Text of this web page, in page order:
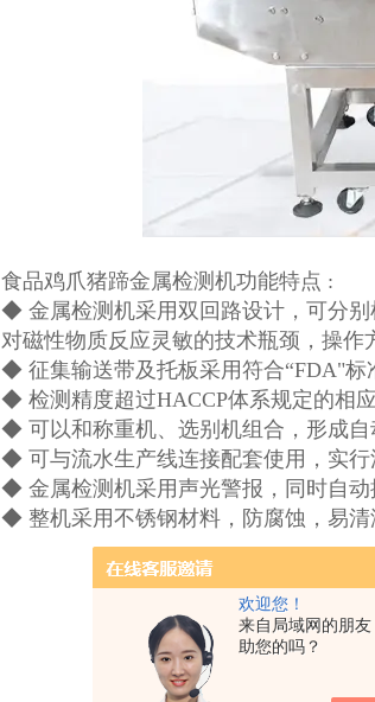
欢迎您！
来自局域网的朋
助您的吗？
食品鸡爪猪蹄金属检测机功能特点 :
◆ 金属检测机采用双回路设计，可分
对磁性物质反应灵敏的技术瓶颈，操作
◆ 征集输送带及托板采用符合“FDA"标
◆ 检测精度超过HACCP体系规定的相应
◆ 可以和称重机、选别机组合，形成自
◆ 可与流水生产线连接配套使用，实行
◆ 金属检测机采用声光警报，同时自动
◆ 整机采用不锈钢材料，防腐蚀，易清